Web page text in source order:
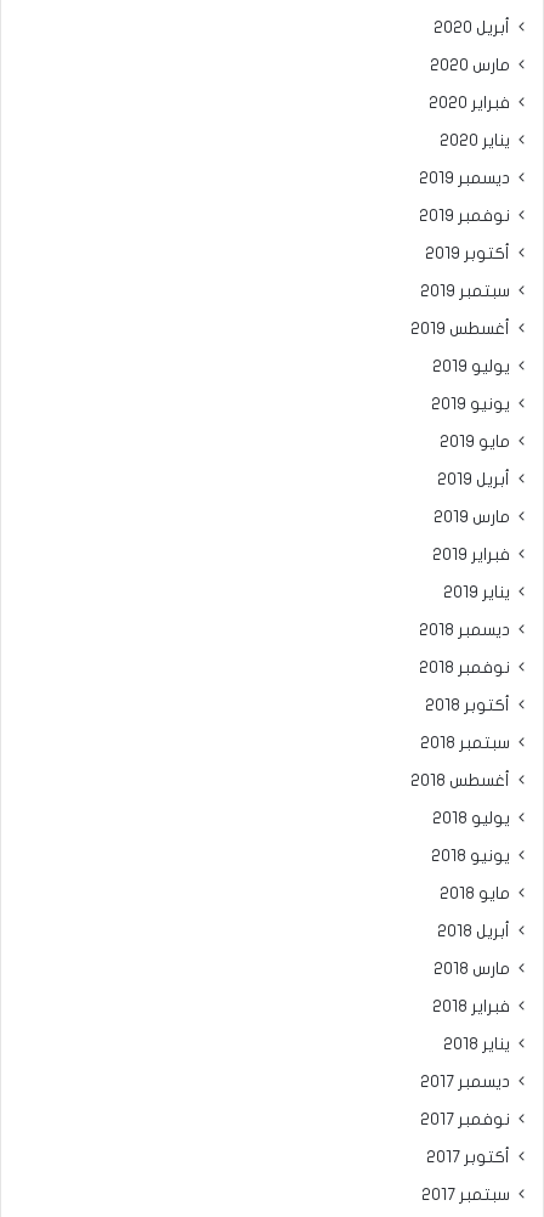
أبريل 2020
مارس 2020
فبراير 2020
يناير 2020
ديسمبر 2019
نوفمبر 2019
أكتوبر 2019
سبتمبر 2019
أغسطس 2019
يوليو 2019
يونيو 2019
مايو 2019
أبريل 2019
مارس 2019
فبراير 2019
يناير 2019
ديسمبر 2018
نوفمبر 2018
أكتوبر 2018
سبتمبر 2018
أغسطس 2018
يوليو 2018
يونيو 2018
مايو 2018
أبريل 2018
مارس 2018
فبراير 2018
يناير 2018
ديسمبر 2017
نوفمبر 2017
أكتوبر 2017
سبتمبر 2017